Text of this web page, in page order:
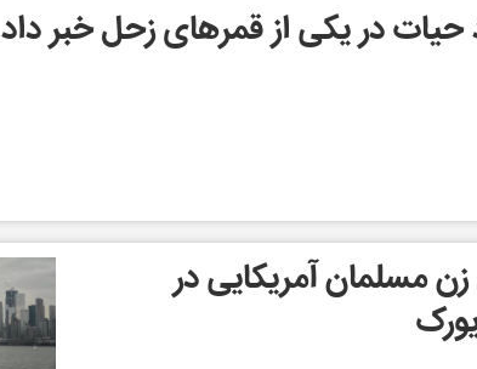
حیات در یکی از قمرهای زحل خبر داد
آمریکایی در